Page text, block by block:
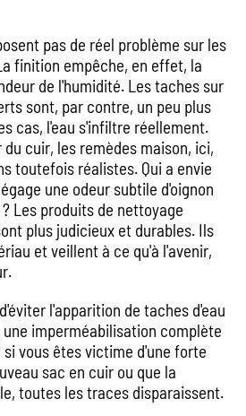
pas de réel problème sur les
finition empêche, en effet, la
de l'humidité. Les taches sur
sont, par contre, un peu plus
cas, l'eau s'infiltre réellement.
cuir, les remèdes maison, ici,
toutefois réalistes. Qui a envie
une odeur subtile d'oignon
Les produits de nettoyage
plus judicieux et durables. Ils
et veillent à ce qu'à l'avenir,
l'apparition de taches d'eau
imperméabilisation complète
vous êtes victime d'une forte
sac en cuir ou que la
toutes les traces disparaissent.